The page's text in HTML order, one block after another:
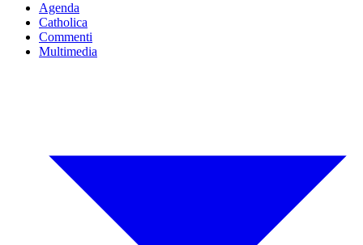
Agenda
Catholica
Commenti
Multimedia